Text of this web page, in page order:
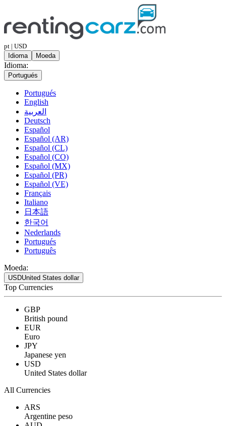
pt | USD
Idioma
Moeda
Idioma:
Portugués
Portugués
English
العربية
Deutsch
Español
Español (AR)
Español (CL)
Español (CO)
Español (MX)
Español (PR)
Español (VE)
Français
Italiano
日本語
한국어
Nederlands
Portugués
Português
Moeda:
USDUnited States dollar
Top Currencies
GBP
British pound
EUR
Euro
JPY
Japanese yen
USD
United States dollar
All Currencies
ARS
Argentine peso